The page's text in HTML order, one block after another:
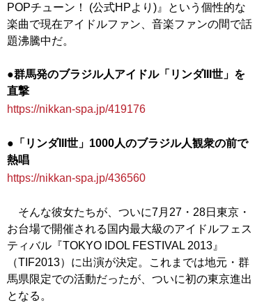
POPチューン！ (公式HPより)』という個性的な
楽曲で現在アイドルファン、音楽ファンの間で話
題沸騰中だ。
●群馬発のブラジル人アイドル「リンダIII世」を
直撃
https://nikkan-spa.jp/419176
●「リンダIII世」1000人のブラジル人観衆の前で
熱唱
https://nikkan-spa.jp/436560
そんな彼女たちが、ついに7月27・28日東京・
お台場で開催される国内最大級のアイドルフェス
ティバル『TOKYO IDOL FESTIVAL 2013』
（TIF2013）に出演が決定。これまでは地元・群
馬県限定での活動だったが、ついに初の東京進出
となる。